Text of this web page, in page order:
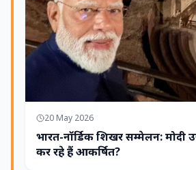
20 May 2026
भारत-नॉर्डिक शिखर सम्मेलन: मोदी
कर रहे हैं आकर्षित?